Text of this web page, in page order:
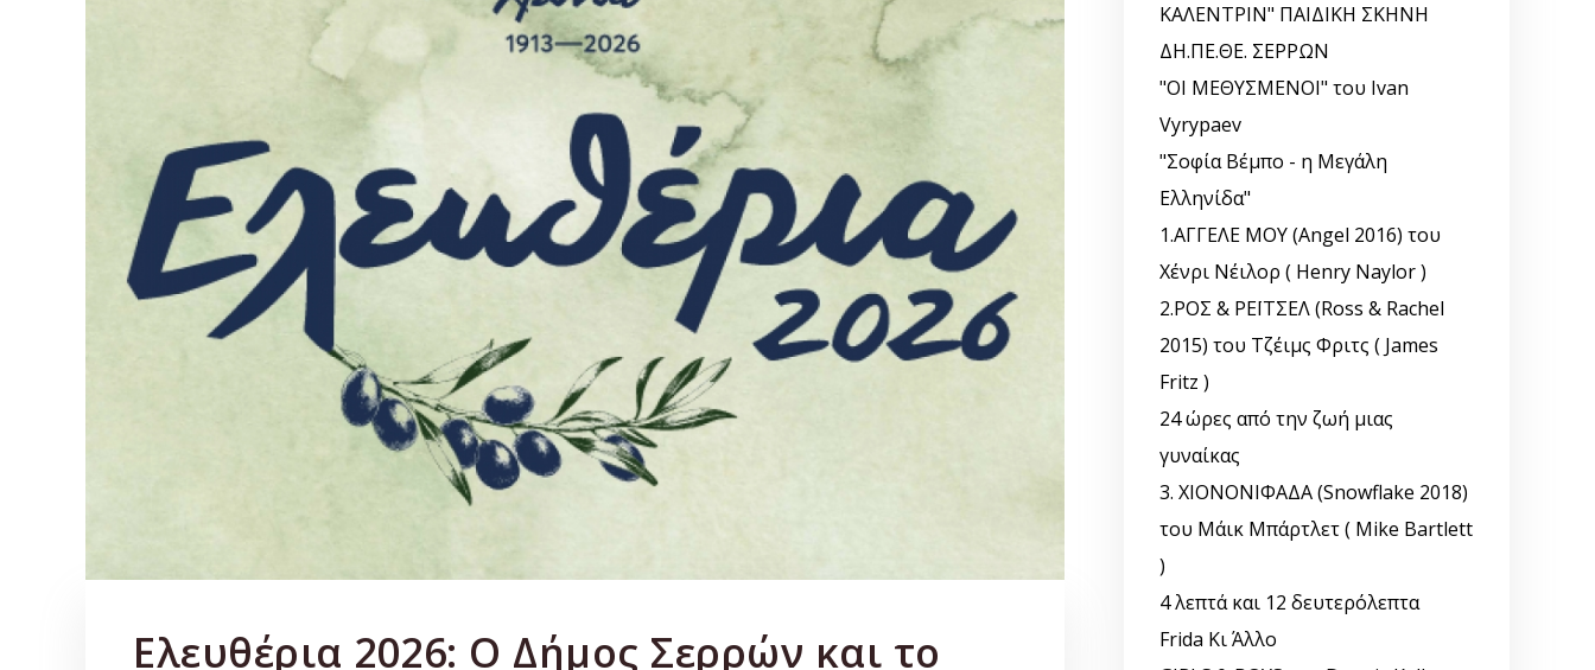
Ελευθέρια 2026: Ο Δήμος Σερρών και το
ΚΑΛΕΝΤΡΙΝ" ΠΑΙΔΙΚΗ ΣΚΗΝΗ
ΔΗ.ΠΕ.ΘΕ. ΣΕΡΡΩΝ
"ΟΙ ΜΕΘΥΣΜΕΝΟΙ" του Ivan
Vyrypaev
"Σοφία Βέμπο - η Μεγάλη
Ελληνίδα"
1.ΑΓΓΕΛΕ ΜΟΥ (Angel 2016) του
Χένρι Νέιλορ ( Henry Naylor )
2.ΡΟΣ & ΡΕΪΤΣΕΛ (Ross & Rachel
2015) του Τζέιμς Φριτς ( James
Fritz )
24 ώρες από την ζωή μιας
γυναίκας
3. ΧΙΟΝΟΝΙΦΑΔΑ (Snowflake 2018)
του Μάικ Μπάρτλετ ( Mike Bartlett
)
4 λεπτά και 12 δευτερόλεπτα
Frida Κι Άλλο